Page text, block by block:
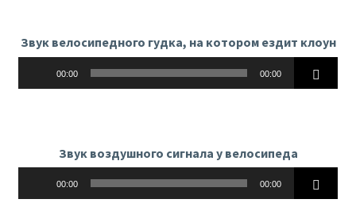
Звук велосипедного гудка, на котором ездит клоун
00:00 00:00
Звук воздушного сигнала у велосипеда
00:00 00:00